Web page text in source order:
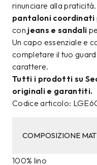
rinunciare alla
pantaloni coordinati
con jeans e sandali
Un capo essenziale e
completare il tuo
carattere.
Tutti i prodotti su
originali e garantiti.
Codice articolo:
COMPOSIZIONE
100% lino